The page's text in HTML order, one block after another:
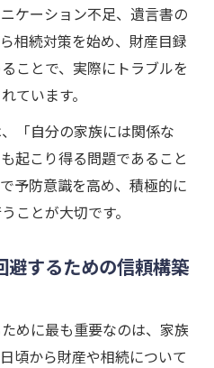
知識と準備方法
ぐための事前準備ポイン
を知ることで安心相続へ
体験談から得る備えの知
トラブル回避準備法
ラブル予防の実践的知識
ケーション不足、遺言書の
相続対策を始め、財産目録
ことで、実際にトラブルを
ています。
「自分の家族には関係な
起こり得る問題であること
予防意識を高め、積極的に
ことが大切です。
避するための信頼構築
めに最も重要なのは、家族
頃から財産や相続について